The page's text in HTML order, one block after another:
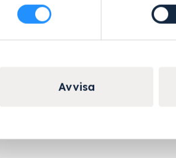
Avvisa
445 mm kan placeras